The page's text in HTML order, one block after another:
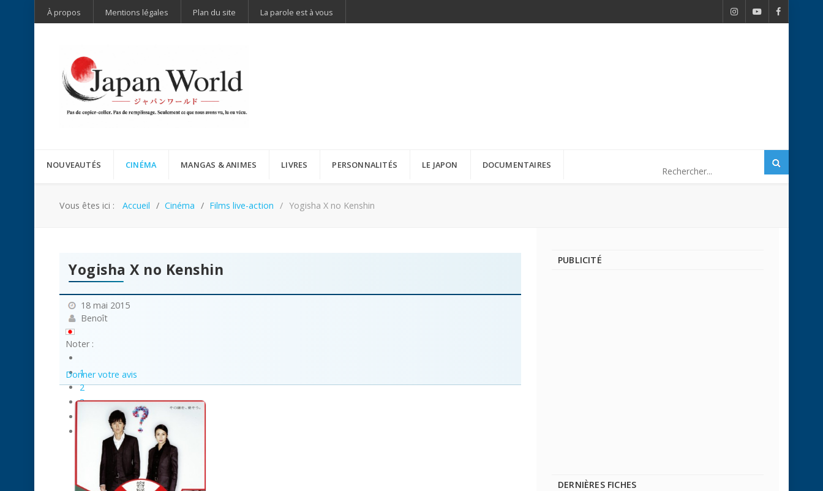
À propos Mentions légales Plan du site La parole est à vous
NOUVEAUTÉS CINÉMA MANGAS & ANIMES LIVRES PERSONNALITÉS LE JAPON DOCUMENTAIRES
Vous êtes ici : Accueil Cinéma Films live-action Yogisha X no Kenshin
Yogisha X no Kenshin
18 mai 2015
Benoît
Noter :
1
2
3
Donner votre avis
PUBLICITÉ
DERNIÈRES FICHES